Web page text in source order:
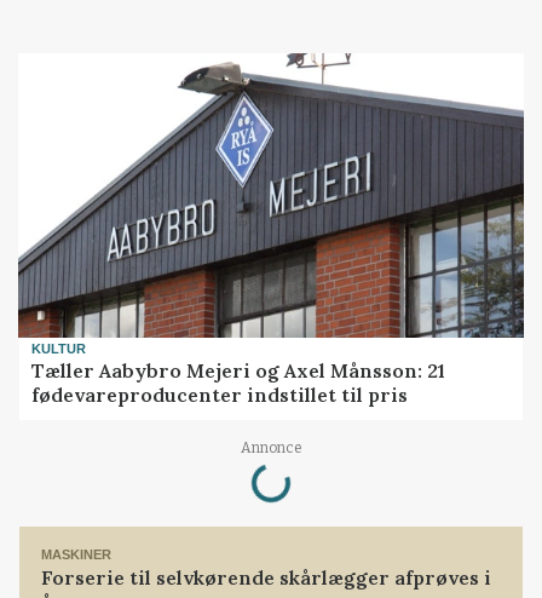
KULTUR
Tæller Aabybro Mejeri og Axel Månsson: 21
fødevareproducenter indstillet til pris
Annonce
Loading...
MASKINER
Forserie til selvkørende skårlægger afprøves i